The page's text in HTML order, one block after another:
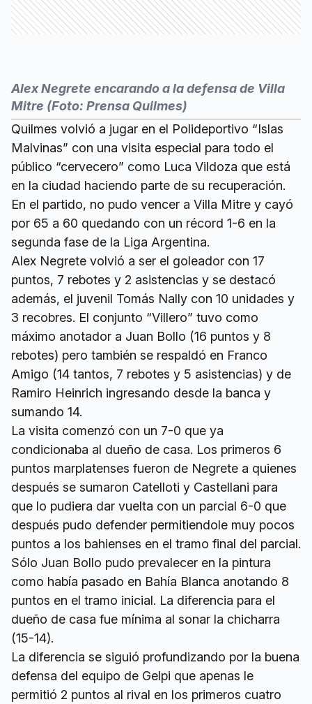
Alex Negrete encarando a la defensa de Villa
Mitre (Foto: Prensa Quilmes)
Quilmes volvió a jugar en el Polideportivo “Islas
Malvinas” con una visita especial para todo el
público “cervecero” como Luca Vildoza que está
en la ciudad haciendo parte de su recuperación.
En el partido, no pudo vencer a Villa Mitre y cayó
por 65 a 60 quedando con un récord 1-6 en la
segunda fase de la Liga Argentina.
Alex Negrete volvió a ser el goleador con 17
puntos, 7 rebotes y 2 asistencias y se destacó
además, el juvenil Tomás Nally con 10 unidades y
3 recobres. El conjunto “Villero” tuvo como
máximo anotador a Juan Bollo (16 puntos y 8
rebotes) pero también se respaldó en Franco
Amigo (14 tantos, 7 rebotes y 5 asistencias) y de
Ramiro Heinrich ingresando desde la banca y
sumando 14.
La visita comenzó con un 7-0 que ya
condicionaba al dueño de casa. Los primeros 6
puntos marplatenses fueron de Negrete a quienes
después se sumaron Catelloti y Castellani para
que lo pudiera dar vuelta con un parcial 6-0 que
después pudo defender permitiendole muy pocos
puntos a los bahienses en el tramo final del parcial.
Sólo Juan Bollo pudo prevalecer en la pintura
como había pasado en Bahía Blanca anotando 8
puntos en el tramo inicial. La diferencia para el
dueño de casa fue mínima al sonar la chicharra
(15-14).
La diferencia se siguió profundizando por la buena
defensa del equipo de Gelpi que apenas le
permitió 2 puntos al rival en los primeros cuatro